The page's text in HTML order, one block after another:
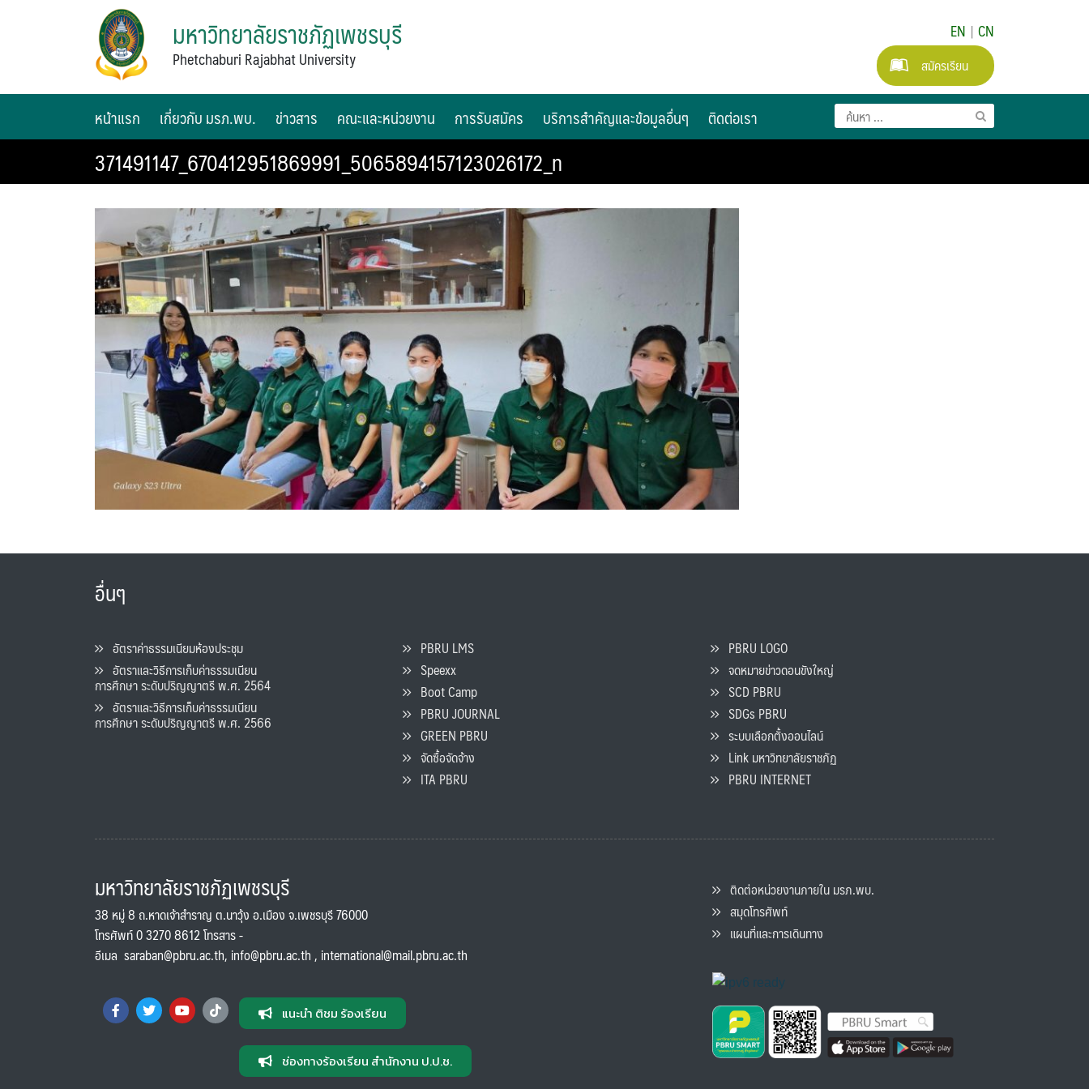
มหาวิทยาลัยราชภัฏเพชรบุรี
Phetchaburi Rajabhat University
EN | CN
สมัครเรียน
หน้าแรก เกี่ยวกับ มรภ.พบ. ข่าวสาร คณะและหน่วยงาน การรับสมัคร บริการสำคัญและข้อมูลอื่นๆ ติดต่อเรา
371491147_670412951869991_5065894157123026172_n
อื่นๆ
อัตราค่าธรรมเนียมห้องประชุม
อัตราและวิธีการเก็บค่าธรรมเนียน
การศึกษา ระดับปริญญาตรี พ.ศ. 2564
อัตราและวิธีการเก็บค่าธรรมเนียน
การศึกษา ระดับปริญญาตรี พ.ศ. 2566
PBRU LMS
Speexx
Boot Camp
PBRU JOURNAL
GREEN PBRU
จัดซื้อจัดจ้าง
ITA PBRU
PBRU LOGO
จดหมายข่าวดอนขังใหญ่
SCD PBRU
SDGs PBRU
ระบบเลือกตั้งออนไลน์
Link มหาวิทยาลัยราชภัฏ
PBRU INTERNET
มหาวิทยาลัยราชภัฏเพชรบุรี
38 หมู่ 8 ถ.หาดเจ้าสำราญ ต.นาวุ้ง อ.เมือง จ.เพชรบุรี 76000
โทรศัพท์ 0 3270 8612 โทรสาร -
อีเมล saraban@pbru.ac.th, info@pbru.ac.th, international@mail.pbru.ac.th
แนะนำ ติชม ร้องเรียน
ช่องทางร้องเรียน สำนักงาน ป.ป.ช.
ติดต่อหน่วยงานภายใน มรภ.พบ.
สมุดโทรศัพท์
แผนที่และการเดินทาง